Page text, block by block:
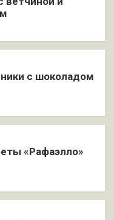
с шоколадом
«Рафаэлло»